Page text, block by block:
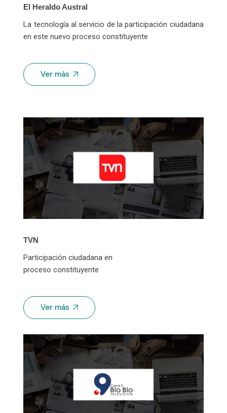
El Heraldo Austral
La tecnología al servicio de la participación ciudadana
en este nuevo proceso constituyente
Ver más
TVN
Participación ciudadana en
proceso constituyente
Ver más